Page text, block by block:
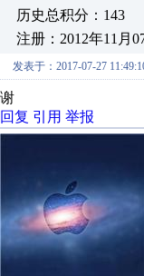
历史总积分：143
注册：2012年11月
发表于：2017-07-27
回复 引用 举报